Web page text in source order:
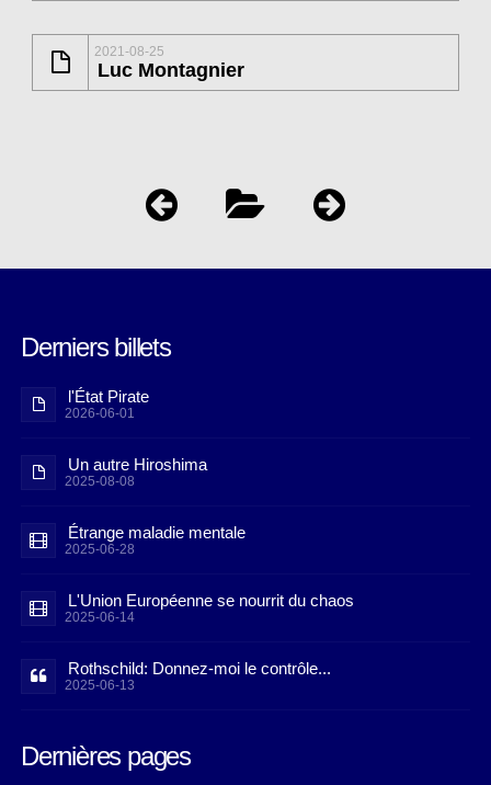
2021-08-25
Luc Montagnier
Derniers billets
l'État Pirate
2026-06-01
Un autre Hiroshima
2025-08-08
Étrange maladie mentale
2025-06-28
L'Union Européenne se nourrit du chaos
2025-06-14
Rothschild: Donnez-moi le contrôle...
2025-06-13
Dernières pages